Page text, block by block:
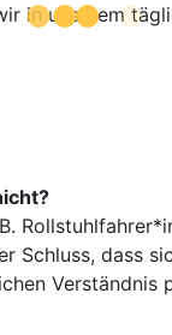
unserem
Schluss,